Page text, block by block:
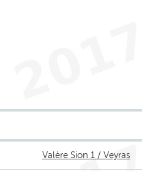
Valère Sion 1 / Veyras